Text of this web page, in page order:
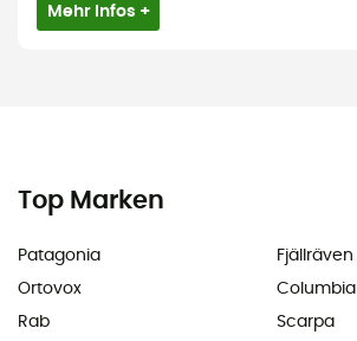
Mehr Infos +
Top Marken
Patagonia
Ortovox
Rab
Fjällräven
Columbia
Scarpa